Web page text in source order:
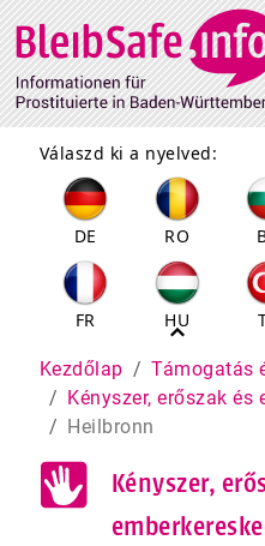
Direkt zum Inhalt
Válaszd ki a nyelved:
DE RO
FR HU
Pfadnavigation
Kezdőlap
Támogatás
Kényszer, erőszak és
Heilbronn
Kényszer,